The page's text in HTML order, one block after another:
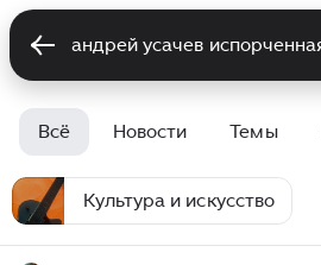
Всё Новости Темы
Культура и искусство